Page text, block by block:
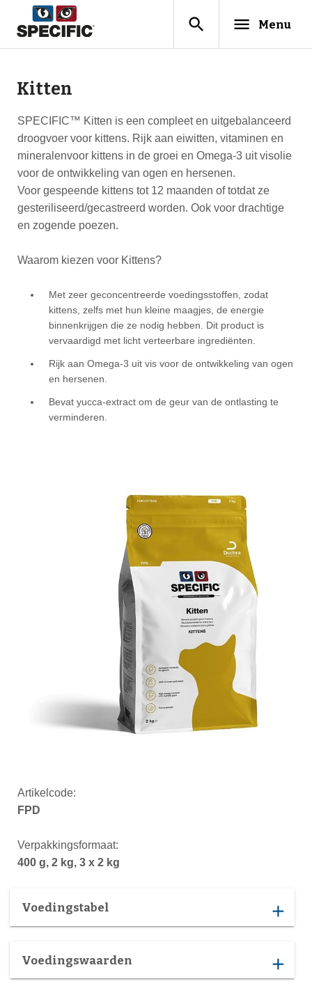
search menu Menu
Kitten
SPECIFIC™ Kitten is een compleet en uitgebalanceerd
droogvoer voor kittens. Rijk aan eiwitten, vitaminen en
mineralenvoor kittens in de groei en Omega-3 uit visolie
voor de ontwikkeling van ogen en hersenen.
Voor gespeende kittens tot 12 maanden of totdat ze
gesteriliseerd/gecastreerd worden. Ook voor drachtige
en zogende poezen.
Waarom kiezen voor Kittens?
Met zeer geconcentreerde voedingsstoffen, zodat
kittens, zelfs met hun kleine maagjes, de energie
binnenkrijgen die ze nodig hebben. Dit product is
vervaardigd met licht verteerbare ingrediënten.
Rijk aan Omega-3 uit vis voor de ontwikkeling van ogen
en hersenen.
Bevat yucca-extract om de geur van de ontlasting te
verminderen.
Artikelcode:
FPD
Verpakkingsformaat:
400 g, 2 kg, 3 x 2 kg
Voedingstabel add
Voedingswaarden add